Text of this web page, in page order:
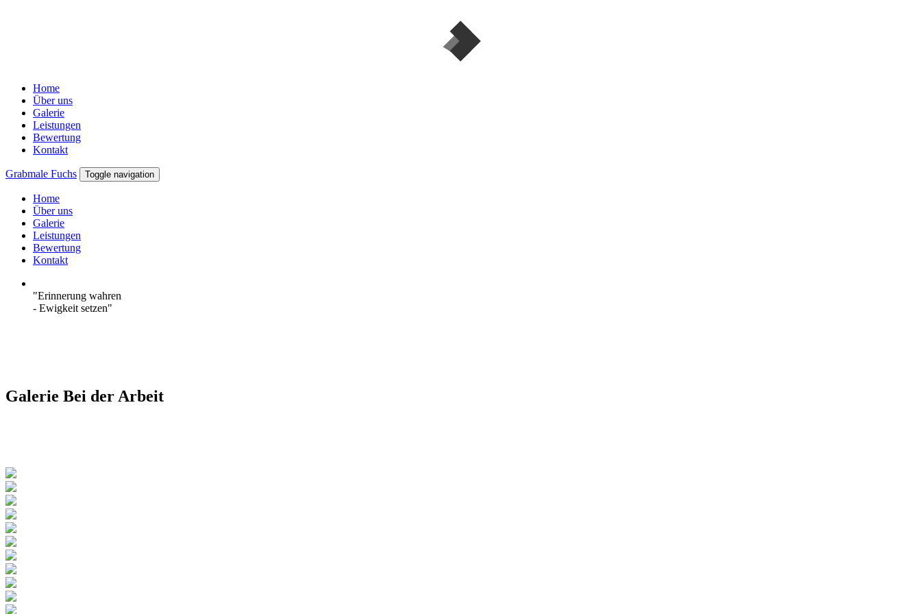
Home
Über uns
Galerie
Leistungen
Bewertung
Kontakt
Grabmale Fuchs Toggle navigation
Home
Über uns
Galerie
Leistungen
Bewertung
Kontakt
"Erinnerung wahren
- Ewigkeit setzen"
Galerie Bei der Arbeit